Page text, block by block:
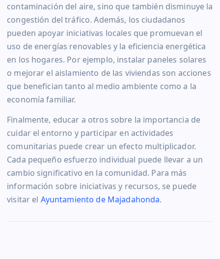
contaminación del aire, sino que también disminuye la
congestión del tráfico. Además, los ciudadanos
pueden apoyar iniciativas locales que promuevan el
uso de energías renovables y la eficiencia energética
en los hogares. Por ejemplo, instalar paneles solares
o mejorar el aislamiento de las viviendas son acciones
que benefician tanto al medio ambiente como a la
economía familiar.
Finalmente, educar a otros sobre la importancia de
cuidar el entorno y participar en actividades
comunitarias puede crear un efecto multiplicador.
Cada pequeño esfuerzo individual puede llevar a un
cambio significativo en la comunidad. Para más
información sobre iniciativas y recursos, se puede
visitar el Ayuntamiento de Majadahonda.